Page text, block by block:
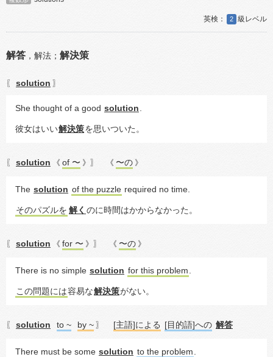
2
解答 ， 解法； 解決策
〖 solution 〗
She thought of a good solution
彼女はいい解決策を思いついた。
〖 solution 《 of 〜 》〗 《 〜の 》
The solution of the puzzle required no time.
そのパズルを 解く のに時間はかからなかった。
〖 solution 《 for 〜 》〗 《 〜の 》
There is no simple solution for this problem
この問題には容易な解決策がない。
〖 solution to ~ by ~ 〗 [主語]による [目的語]への 解答
There must be some solution to the problem